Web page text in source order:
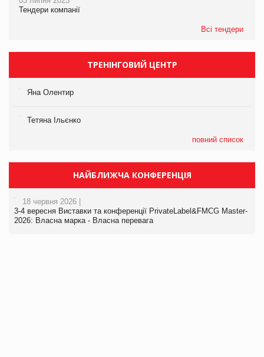
Тендери компанії
Всі тендери
ТРЕНІНГОВИЙ ЦЕНТР
Яна Олентир
Тетяна Ільєнко
повний список
НАЙБЛИЖЧА КОНФЕРЕНЦІЯ
18 червня 2026 |
3-4 вересня Виставки та конференції PrivateLabel&FMCG Master-
2026: Власна марка - Власна перевага